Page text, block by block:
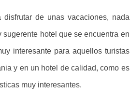
disfrutar de unas vacaciones, nada
sugerente hotel que se encuentra en
interesante para aquellos turistas
y en un hotel de calidad, como es
muy interesantes.